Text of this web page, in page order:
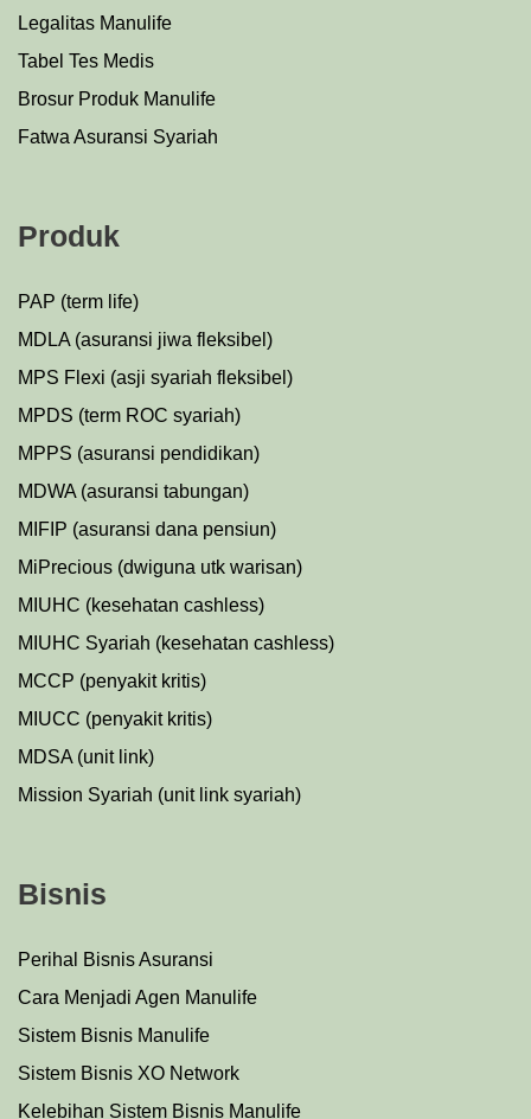
Legalitas Manulife
Tabel Tes Medis
Brosur Produk Manulife
Fatwa Asuransi Syariah
Produk
PAP (term life)
MDLA (asuransi jiwa fleksibel)
MPS Flexi (asji syariah fleksibel)
MPDS (term ROC syariah)
MPPS (asuransi pendidikan)
MDWA (asuransi tabungan)
MIFIP (asuransi dana pensiun)
MiPrecious (dwiguna utk warisan)
MIUHC (kesehatan cashless)
MIUHC Syariah (kesehatan cashless)
MCCP (penyakit kritis)
MIUCC (penyakit kritis)
MDSA (unit link)
Mission Syariah (unit link syariah)
Bisnis
Perihal Bisnis Asuransi
Cara Menjadi Agen Manulife
Sistem Bisnis Manulife
Sistem Bisnis XO Network
Kelebihan Sistem Bisnis Manulife